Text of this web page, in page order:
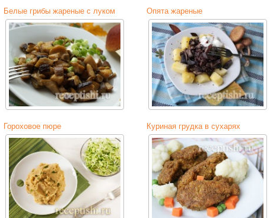
Белые грибы жареные с луком Опята жареные
Гороховое пюре Куриная грудка в сухарях